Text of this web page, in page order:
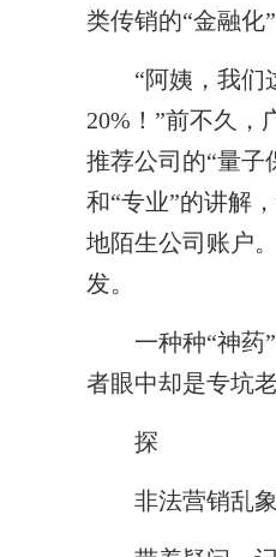
类传销的“金融化
“阿姨，我们这
20%！”前不久，
推荐公司的“量子
和“专业”的讲解
地陌生公司账户
发。
一种种“神药”
者眼中却是专坑
探
非法营销乱象